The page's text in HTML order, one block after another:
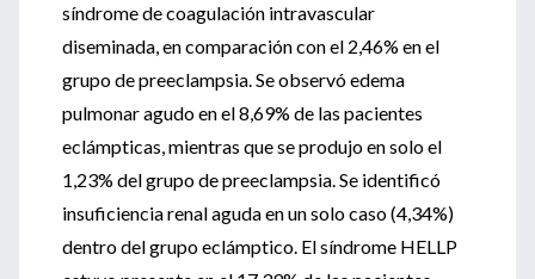
síndrome de coagulación intravascular
diseminada, en comparación con el 2,46% en el
grupo de preeclampsia. Se observó edema
pulmonar agudo en el 8,69% de las pacientes
eclámpticas, mientras que se produjo en solo el
1,23% del grupo de preeclampsia. Se identificó
insuficiencia renal aguda en un solo caso (4,34%)
dentro del grupo eclámptico. El síndrome HELLP